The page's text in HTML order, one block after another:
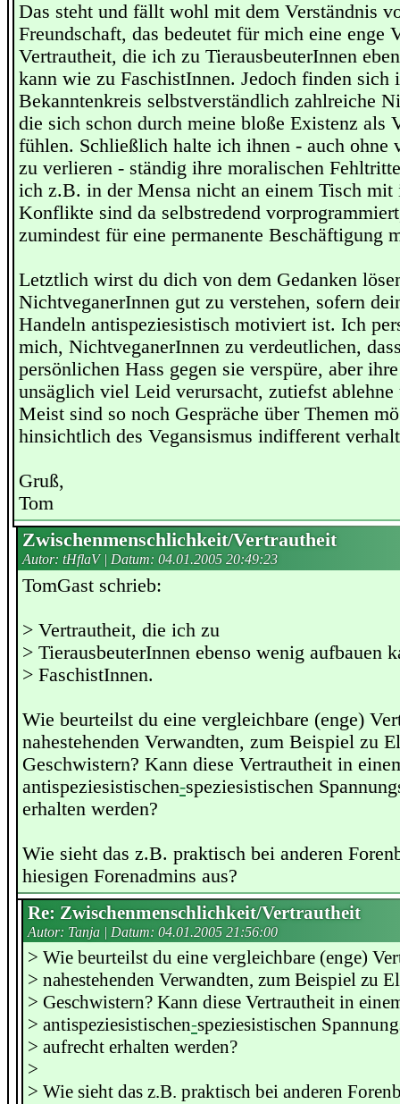
Das steht und fällt wohl mit dem Verständnis
Freundschaft, das bedeutet für mich eine enge
Vertrautheit, die ich zu TierausbeuterInnen
kann wie zu FaschistInnen. Jedoch finden sich
Bekanntenkreis selbstverständlich zahlreiche
die sich schon durch meine bloße Existenz als
fühlen. Schließlich halte ich ihnen - auch ohne
zu verlieren - ständig ihre moralischen
ich z.B. in der Mensa nicht an einem Tisch mit
Konflikte sind da selbstredend
zumindest für eine permanente Beschäftigung
Letztlich wirst du dich von dem Gedanken
NichtveganerInnen gut zu verstehen, sofern
Handeln antispeziesistisch motiviert ist. Ich
mich, NichtveganerInnen zu verdeutlichen,
persönlichen Hass gegen sie verspüre, aber
unsäglich viel Leid verursacht, zutiefst ablehne
Meist sind so noch Gespräche über Themen
hinsichtlich des Vegansismus indifferent
Gruß,
Tom
Zwischenmenschlichkeit/Vertrautheit
Autor: tHflaV | Datum: 04.01.2005 20:49:23
TomGast schrieb:
> Vertrautheit, die ich zu
> TierausbeuterInnen ebenso wenig aufbauen
> FaschistInnen.
Wie beurteilst du eine vergleichbare (enge)
nahestehenden Verwandten, zum Beispiel zu
Geschwistern? Kann diese Vertrautheit in
antispeziesistischen-speziesistischen
erhalten werden?
Wie sieht das z.B. praktisch bei anderen
hiesigen Forenadmins aus?
Re: Zwischenmenschlichkeit/Vertrautheit
Autor: Tanja | Datum: 04.01.2005 21:56:00
> Wie beurteilst du eine vergleichbare (enge)
> nahestehenden Verwandten, zum Beispiel zu
> Geschwistern? Kann diese Vertrautheit in
> antispeziesistischen-speziesistischen
> aufrecht erhalten werden?
>
> Wie sieht das z.B. praktisch bei anderen